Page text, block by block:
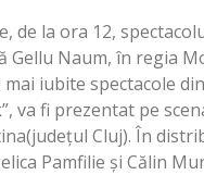
de la ora 12,
Gellu Naum, în regia
mai iubite spectacole
va fi prezentat pe
Cluj). În
Pamfilie și Călin